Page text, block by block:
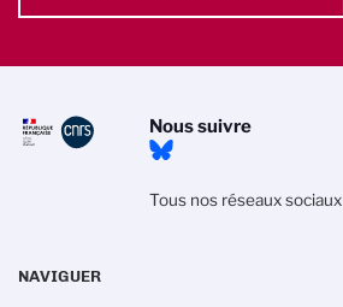
Nous suivre
Tous nos réseaux sociaux
NAVIGUER